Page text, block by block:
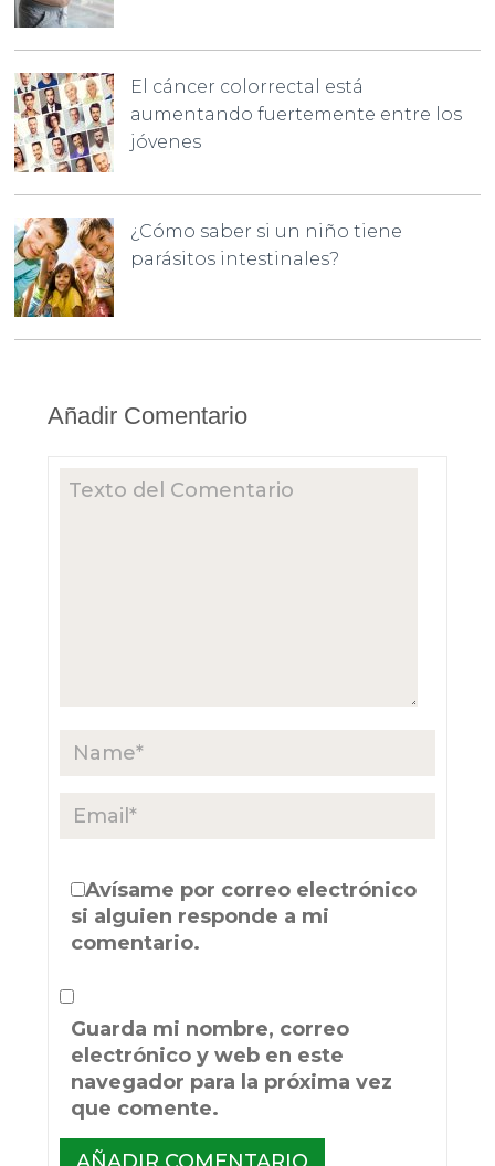
El cáncer colorrectal está
aumentando fuertemente entre los
jóvenes
¿Cómo saber si un niño tiene
parásitos intestinales?
Añadir Comentario
Avísame por correo electrónico
si alguien responde a mi
comentario.
Guarda mi nombre, correo
electrónico y web en este
navegador para la próxima vez
que comente.